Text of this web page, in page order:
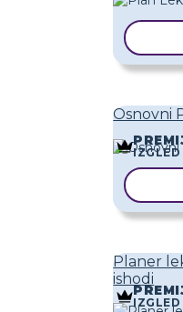
Osnovni
IZGLED
Planer
ishodi
IZGLED